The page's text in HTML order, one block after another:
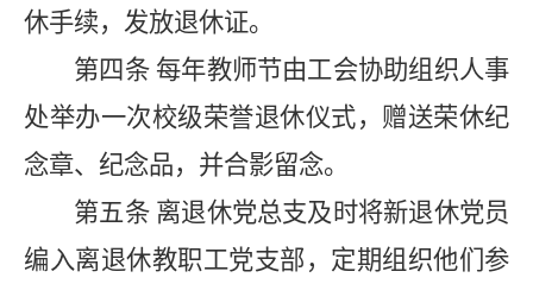
休手续，发放退休证。
第四条每年教师节由工会协助组织人事
处举办一次校级荣誉退休仪式，赠送荣休纪
念章、 纪念品，并合影留念。
第五条离退休党总支及时将新退休党员
编入离退休教职工党支部，定期组织他们参